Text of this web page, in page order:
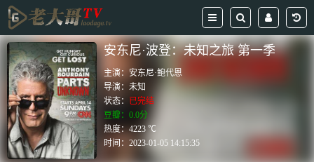
安东尼·波登：未知之旅 第一季
主演：安东尼·鲍代恩
导演：未知
状态： 已完结
豆瓣：0.0分
热度：4223 ℃
时间：2023-01-05 14:15:35